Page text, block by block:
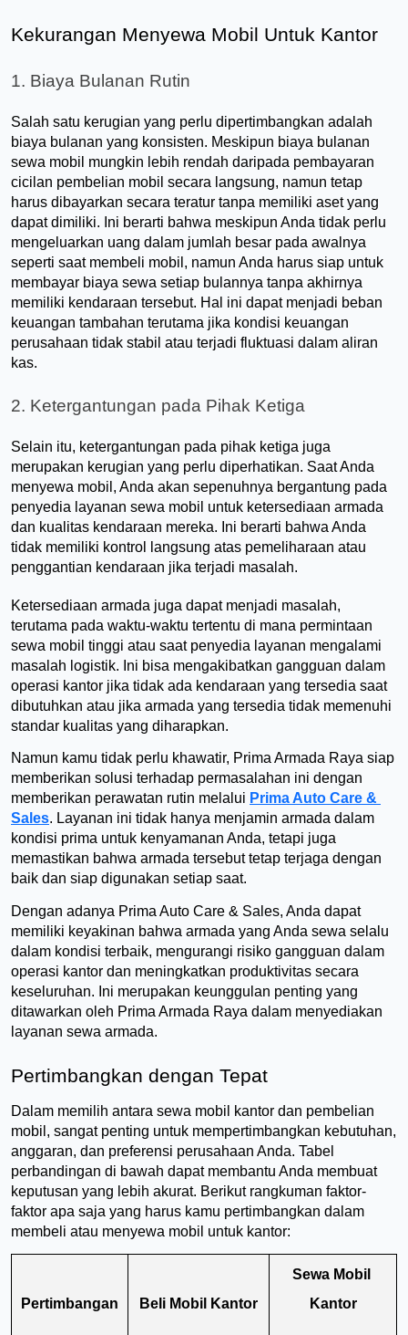
Kekurangan Menyewa Mobil Untuk Kantor
1. Biaya Bulanan Rutin
Salah satu kerugian yang perlu dipertimbangkan adalah
biaya bulanan yang konsisten. Meskipun biaya bulanan
sewa mobil mungkin lebih rendah daripada pembayaran
cicilan pembelian mobil secara langsung, namun tetap
harus dibayarkan secara teratur tanpa memiliki aset yang
dapat dimiliki. Ini berarti bahwa meskipun Anda tidak perlu
mengeluarkan uang dalam jumlah besar pada awalnya
seperti saat membeli mobil, namun Anda harus siap untuk
membayar biaya sewa setiap bulannya tanpa akhirnya
memiliki kendaraan tersebut. Hal ini dapat menjadi beban
keuangan tambahan terutama jika kondisi keuangan
perusahaan tidak stabil atau terjadi fluktuasi dalam aliran
kas.
2. Ketergantungan pada Pihak Ketiga
Selain itu, ketergantungan pada pihak ketiga juga
merupakan kerugian yang perlu diperhatikan. Saat Anda
menyewa mobil, Anda akan sepenuhnya bergantung pada
penyedia layanan sewa mobil untuk ketersediaan armada
dan kualitas kendaraan mereka. Ini berarti bahwa Anda
tidak memiliki kontrol langsung atas pemeliharaan atau
penggantian kendaraan jika terjadi masalah.
Ketersediaan armada juga dapat menjadi masalah,
terutama pada waktu-waktu tertentu di mana permintaan
sewa mobil tinggi atau saat penyedia layanan mengalami
masalah logistik. Ini bisa mengakibatkan gangguan dalam
operasi kantor jika tidak ada kendaraan yang tersedia saat
dibutuhkan atau jika armada yang tersedia tidak memenuhi
standar kualitas yang diharapkan.
Namun kamu tidak perlu khawatir, Prima Armada Raya siap
memberikan solusi terhadap permasalahan ini dengan
memberikan perawatan rutin melalui Prima Auto Care &
Sales. Layanan ini tidak hanya menjamin armada dalam
kondisi prima untuk kenyamanan Anda, tetapi juga
memastikan bahwa armada tersebut tetap terjaga dengan
baik dan siap digunakan setiap saat.
Dengan adanya Prima Auto Care & Sales, Anda dapat
memiliki keyakinan bahwa armada yang Anda sewa selalu
dalam kondisi terbaik, mengurangi risiko gangguan dalam
operasi kantor dan meningkatkan produktivitas secara
keseluruhan. Ini merupakan keunggulan penting yang
ditawarkan oleh Prima Armada Raya dalam menyediakan
layanan sewa armada.
Pertimbangkan dengan Tepat
Dalam memilih antara sewa mobil kantor dan pembelian
mobil, sangat penting untuk mempertimbangkan kebutuhan,
anggaran, dan preferensi perusahaan Anda. Tabel
perbandingan di bawah dapat membantu Anda membuat
keputusan yang lebih akurat. Berikut rangkuman faktor-
faktor apa saja yang harus kamu pertimbangkan dalam
membeli atau menyewa mobil untuk kantor:
Pertimbangan Beli Mobil Kantor
Sewa Mobil
Kantor